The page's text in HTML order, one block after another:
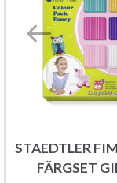
STAEDTLER
FÄRGSET